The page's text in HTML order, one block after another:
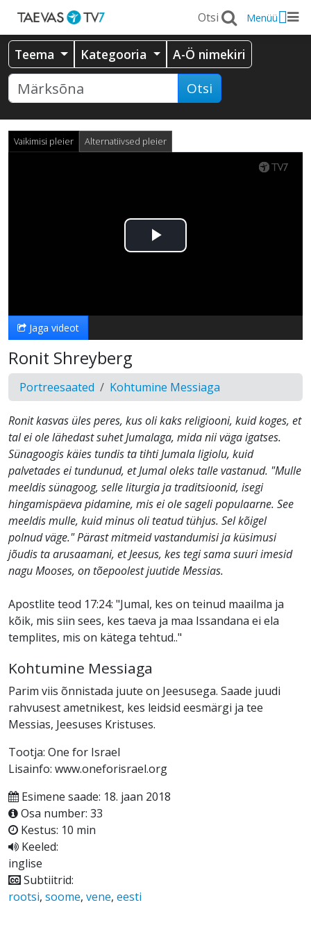
Menüü
Teema Kategooria A-Ö nimekiri
Otsi
Vaikimisi pleier Alternatiivsed pleier
Esita
Jaga videot
Ronit Shreyberg
Portreesaated Kohtumine Messiaga
Ronit kasvas üles peres, kus oli kaks religiooni, kuid koges, et
tal ei ole lähedast suhet Jumalaga, mida nii väga igatses.
Sünagoogis käies tundis ta tihti Jumala ligiolu, kuid
palvetades ei tundunud, et Jumal oleks talle vastanud. "Mulle
meeldis sünagoog, selle liturgia ja traditsioonid, isegi
hingamispäeva pidamine, mis ei ole sageli populaarne. See
meeldis mulle, kuid minus oli teatud tühjus. Sel kõigel
polnud väge." Pärast mitmeid vastandumisi ja küsimusi
jõudis ta arusaamani, et Jeesus, kes tegi sama suuri imesid
nagu Mooses, on tõepoolest juutide Messias.
Apostlite teod 17:24: "Jumal, kes on teinud maailma ja
kõik, mis siin sees, kes taeva ja maa Issandana ei ela
templites, mis on kätega tehtud.."
Kohtumine Messiaga
Parim viis õnnistada juute on Jeesusega. Saade juudi
rahvusest ametnikest, kes leidsid eesmärgi ja tee
Messias, Jeesuses Kristuses.
Tootja: One for Israel
Lisainfo: www.oneforisrael.org
Esimene saade: 18. jaan 2018
Osa number: 33
Kestus: 10 min
Keeled:
inglise
Subtiitrid:
rootsi, soome, vene, eesti